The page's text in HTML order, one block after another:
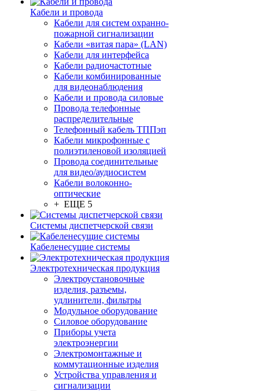
Кабели и провода
Кабели для систем охранно-
пожарной сигнализации
Кабели «витая пара» (LAN)
Кабели для интерфейса
Кабели радиочастотные
Кабели комбинированные
для видеонаблюдения
Кабели и провода силовые
Провода телефонные
распределительные
Телефонный кабель ТППэп
Кабели микрофонные с
полиэтиленовой изоляцией
Провода соединительные
для видео/аудиосистем
Кабели волоконно-
оптические
+ ЕЩЕ 5
Системы диспетчерской связи
Кабеленесущие системы
Электротехническая продукция
Электроустановочные
изделия, разъемы,
удлинители, фильтры
Модульное оборудование
Силовое оборудование
Приборы учета
электроэнергии
Электромонтажные и
коммутационные изделия
Устройства управления и
сигнализации